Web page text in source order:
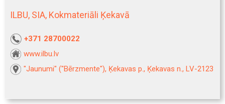
ILBU, SIA, Kokmateriāli Ķekavā
+371 28700022
www.ilbu.lv
"Jaunumi" ("Bērzmente"), Ķekavas p., Ķekavas n., LV-2123